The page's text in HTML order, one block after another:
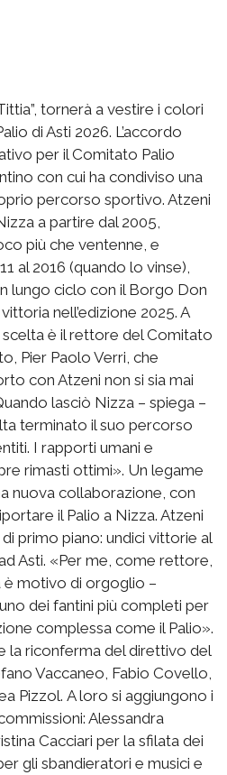
tornerà a vestire i colori
di Asti 2026. L’accordo
per il Comitato Palio
con cui ha condiviso una
percorso sportivo. Atzeni
a partire dal 2005,
più che ventenne, e
al 2016 (quando lo vinse),
lungo ciclo con il Borgo Don
nell’edizione 2025. A
è il rettore del Comitato
Pier Paolo Verri, che
con Atzeni non si sia mai
lasciò Nizza – spiega –
terminato il suo percorso
I rapporti umani e
rimasti ottimi». Un legame
nuova collaborazione, con
il Palio a Nizza. Atzeni
primo piano: undici vittorie al
Asti. «Per me, come rettore,
motivo di orgoglio –
dei fantini più completi per
complessa come il Palio».
la riconferma del direttivo del
Vaccaneo, Fabio Covello,
Pizzol. A loro si aggiungono i
Alessandra
Cacciari per la sfilata dei
gli sbandieratori e musici e